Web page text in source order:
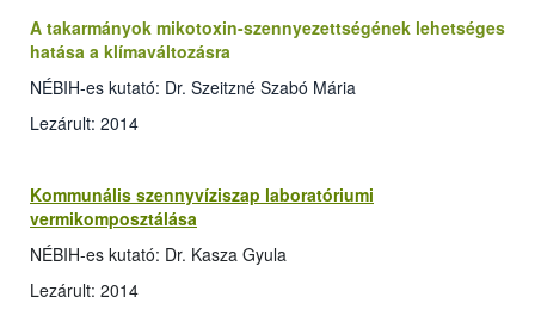
A takarmányok mikotoxin-szennyezettségének lehetséges
hatása a klímaváltozásra
NÉBIH-es kutató: Dr. Szeitzné Szabó Mária
Lezárult: 2014
Kommunális szennyvíziszap laboratóriumi
vermikomposztálása
NÉBIH-es kutató: Dr. Kasza Gyula
Lezárult: 2014